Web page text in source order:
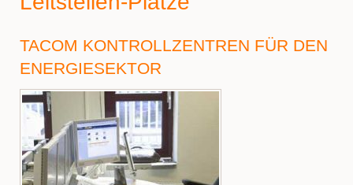
TACOM KONTROLLZENTREN FÜR DEN
ENERGIESEKTOR